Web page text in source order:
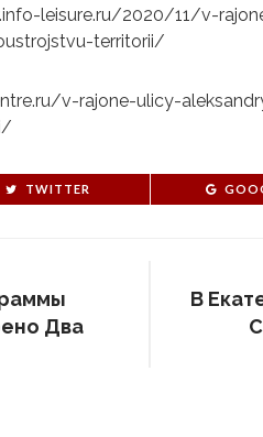
leisure.ru/2020/11/v-
territorii/
v-rajone-ulicy-
TWITTER
Два
В